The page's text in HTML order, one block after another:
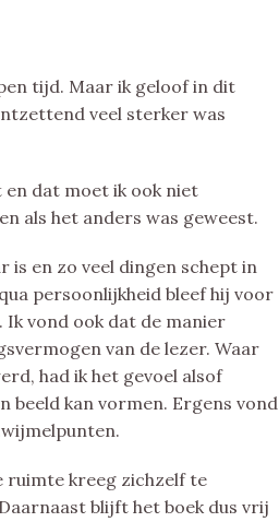
tijd. Maar ik geloof in dit
veel sterker was
en dat moet ik ook niet
als het anders was geweest.
is en zo veel dingen schept in
persoonlijkheid bleef hij voor
vond ook dat de manier
van de lezer. Waar
had ik het gevoel alsof
beeld kan vormen. Ergens vond
ruimte kreeg zichzelf te
blijft het boek dus vrij